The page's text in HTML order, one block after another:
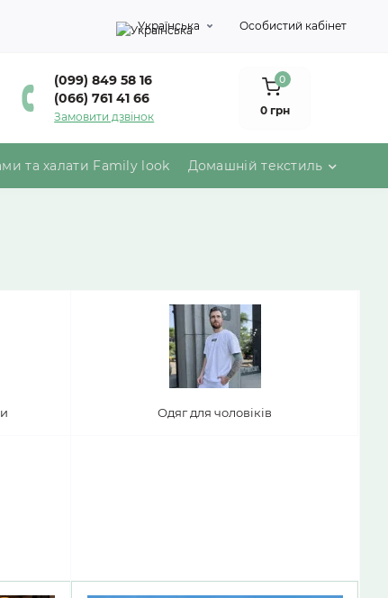
Українська Особистий кабінет
(099) 849 58 16
(066) 761 41 66
Замовити дзвінок
0
0 грн
та халати Family look Домашній текстиль
Одяг для чоловіків